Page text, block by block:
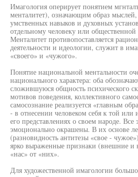
Имагология оперирует понятием
менталитет), означающим образ мыслей,
умственных навыков и духовных
отдельному человеку или
Менталитет противопоставляется
деятельности и идеологии, служит в
«своего» и «чужого».
Понятие национальной ментальности
национального характера: оба
сложившуюся общность психического
мотивов поведения, коллективного
самосознание реализуется «главным
- в отнесении человеком себя к той или
его представлениях о своем народе. Все
эмоционально окрашены. В их основе
(разновидность антитезы «свое -
ярко выраженные признаки (внешние и
«нас» от «них».
Для художественной имагологии